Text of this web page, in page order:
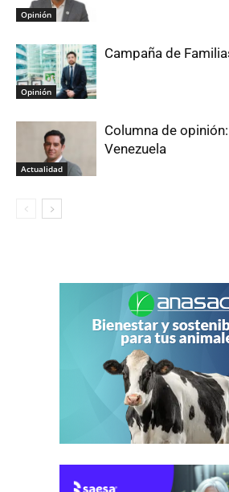
Opinión
Opinión
Campaña de
Actualidad
Columna de
Venezuela